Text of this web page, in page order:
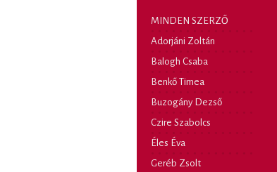
MINDEN SZERZŐ
Adorjáni Zoltán
Balogh Csaba
Benkő Timea
Buzogány Dezső
Czire Szabolcs
Éles Éva
Geréb Zsolt